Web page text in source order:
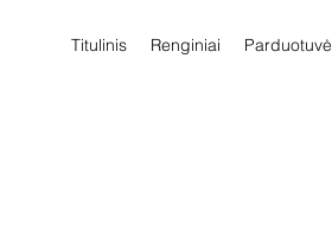
Titulinis Renginiai Parduotuvė